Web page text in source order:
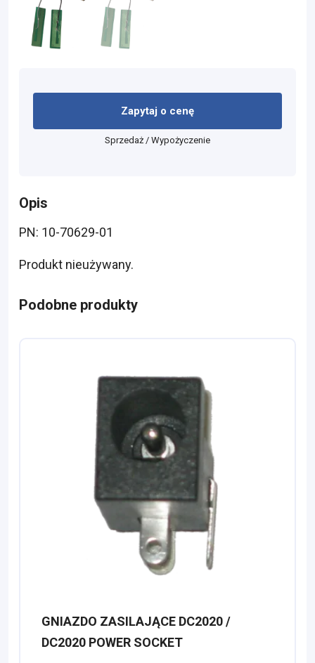
Zapytaj o cenę
Sprzedaż / Wypożyczenie
Opis
PN: 10-70629-01
Produkt nieużywany.
Podobne produkty
GNIAZDO ZASILAJĄCE DC2020 /
DC2020 POWER SOCKET